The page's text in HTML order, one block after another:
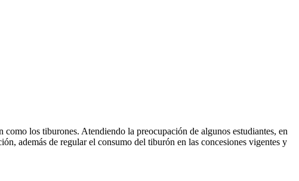
los tiburones. Atendiendo la preocupación de algunos estudiantes, en
además de regular el consumo del tiburón en las concesiones vigentes y